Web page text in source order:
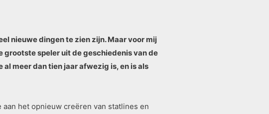
nieuwe dingen te zien zijn. Maar voor mij
grootste speler uit de geschiedenis van de
meer dan tien jaar afwezig is, en is als
het opnieuw creëren van statlines en